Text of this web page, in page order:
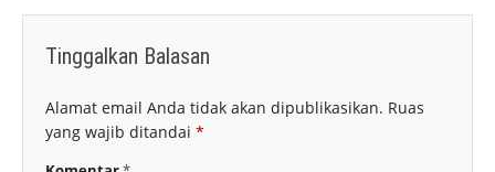
Tinggalkan Balasan
Alamat email Anda tidak akan dipublikasikan. Ruas
yang wajib ditandai *